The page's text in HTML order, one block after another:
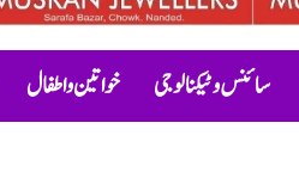
سائنس و ٹیکنالوجی خواتین و اطفال